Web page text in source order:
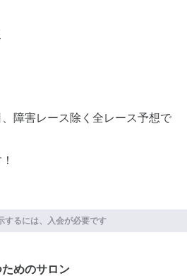
障害レース除く全レース予想で
するには、入会が必要です
めのサロン